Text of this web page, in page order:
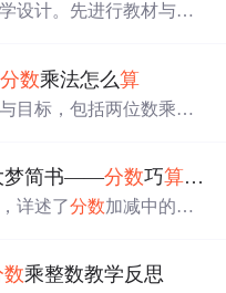
设计。先进行教材与学
直观材料，明确运
分数乘法怎么算
目标，包括两位数乘两
梦简书——分数巧算（
详述了分数加减中的凑
升初备考。此外，还涉
数乘整数教学反思